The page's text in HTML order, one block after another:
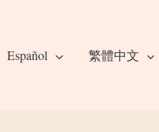
Español 繁體中文